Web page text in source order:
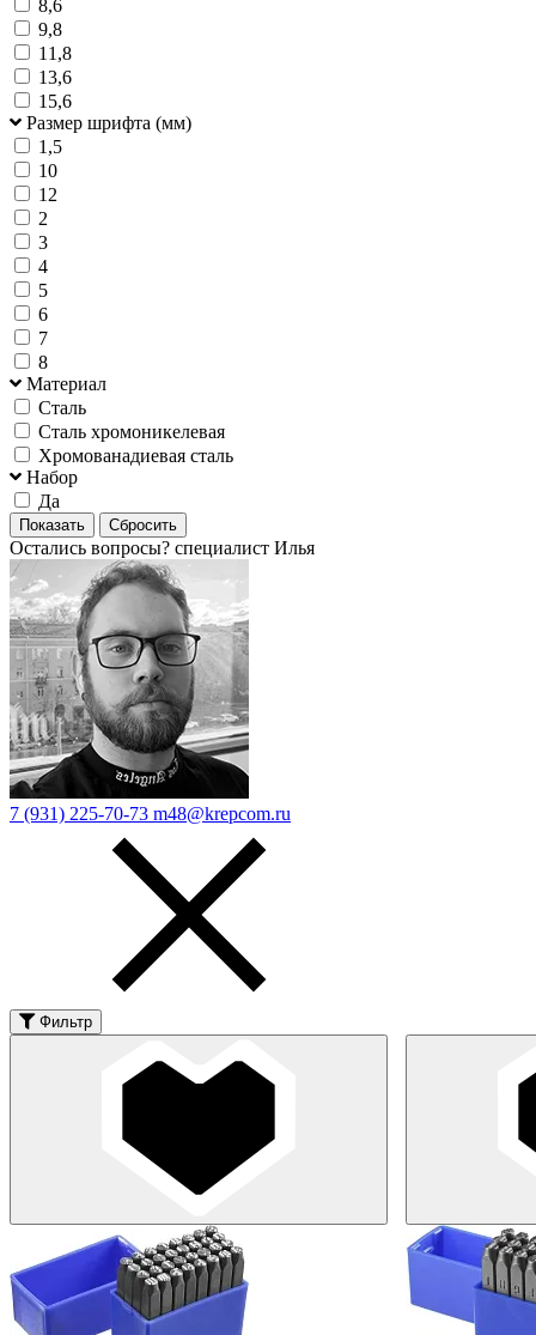
8,6
9,8
11,8
13,6
15,6
Размер шрифта (мм)
1,5
10
12
2
3
4
5
6
7
8
Материал
Сталь
Сталь хромоникелевая
Хромованадиевая сталь
Набор
Да
Остались вопросы? специалист Илья
7 (931) 225-70-73 m48@krepcom.ru
Фильтр